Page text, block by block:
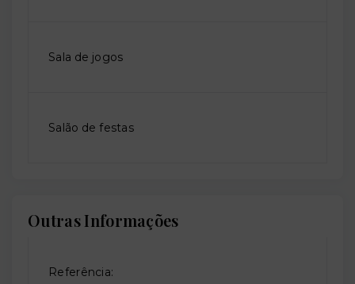
Sala de jogos
Salão de festas
Outras Informações
Referência: